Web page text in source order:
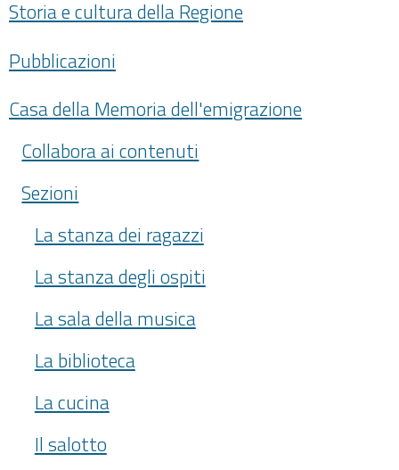
Storia e cultura della Regione
Pubblicazioni
Casa della Memoria dell'emigrazione
Collabora ai contenuti
Sezioni
La stanza dei ragazzi
La stanza degli ospiti
La sala della musica
La biblioteca
La cucina
Il salotto